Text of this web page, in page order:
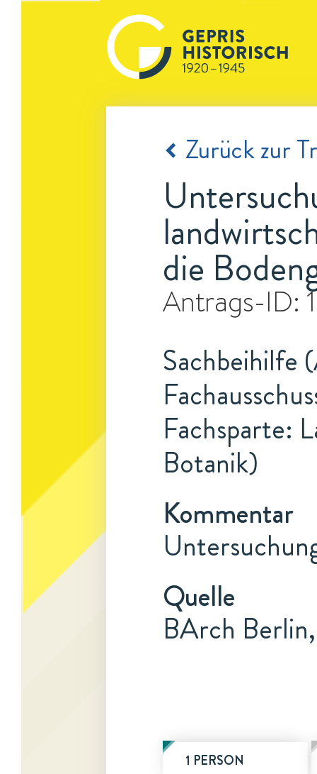
Zurück zur
die
Antrags-ID:
Sachbeihilfe
Fachsparte:
Botanik)
Kommentar
Quelle
BArch
1 PERSON